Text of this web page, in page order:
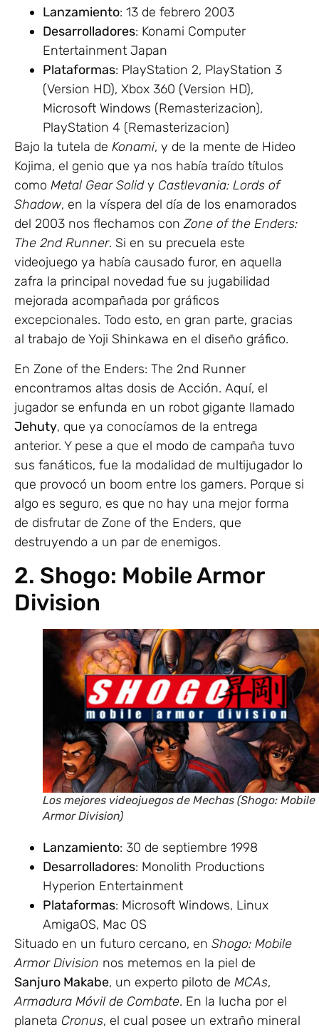
Lanzamiento: 13 de febrero 2003
Desarrolladores: Konami Computer
Entertainment Japan
Plataformas: PlayStation 2, PlayStation 3
(Version HD), Xbox 360 (Version HD),
Microsoft Windows (Remasterizacion),
PlayStation 4 (Remasterizacion)
Bajo la tutela de Konami, y de la mente de Hideo
Kojima, el genio que ya nos había traído títulos
como Metal Gear Solidy Castlevania: Lords of
Shadow, en la víspera del día de los enamorados
del 2003 nos flechamos conZone of the Enders:
The 2nd Runner. Si en su precuela este
videojuego ya había causado furor, en aquella
zafra la principal novedad fue su jugabilidad
mejorada acompañada por gráficos
excepcionales. Todo esto, en gran parte, gracias
al trabajo de Yoji Shinkawa en el diseño gráfico.
En Zone of the Enders: The 2nd Runner
encontramos altas dosis de Acción. Aquí, el
jugador se enfunda en un robot gigante llamado
Jehuty, que ya conocíamos de la entrega
anterior. Y pese a que el modo de campaña tuvo
sus fanáticos, fue la modalidad de multijugador lo
que provocó un boom entre los gamers. Porque si
algo es seguro, es que no hay una mejor forma
de disfrutar de Zone of the Enders, que
destruyendo a un par de enemigos.
2. Shogo: Mobile Armor
Division
Los mejores videojuegos de Mechas (Shogo: Mobile
Armor Division)
Lanzamiento: 30 de septiembre 1998
Desarrolladores: Monolith Productions
Hyperion Entertainment
Plataformas: Microsoft Windows, Linux
AmigaOS, Mac OS
Situado en un futuro cercano, en Shogo: Mobile
Armor Division nos metemos en la piel de
Sanjuro Makabe, un experto piloto de MCAs,
Armadura Móvil de Combate. En la lucha por el
planeta Cronus, el cual posee un extraño mineral